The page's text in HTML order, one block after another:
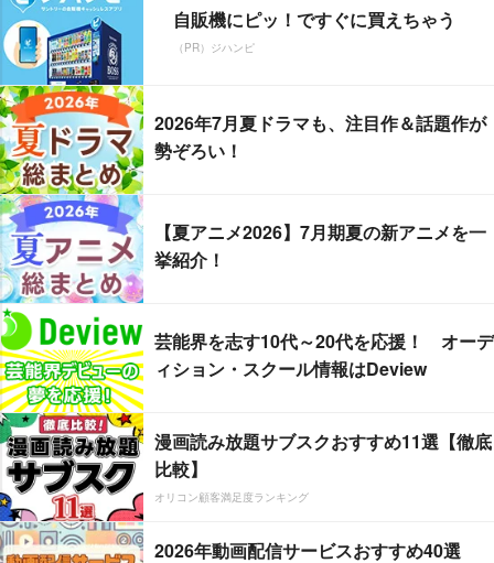
自販機にピッ！ですぐに買えちゃう
（PR）ジハンピ
2026年7月夏ドラマも、注目作＆話題作が
勢ぞろい！
【夏アニメ2026】7月期夏の新アニメを一
挙紹介！
芸能界を志す10代～20代を応援！ オーデ
ィション・スクール情報はDeview
漫画読み放題サブスクおすすめ11選【徹底
比較】
オリコン顧客満足度ランキング
2026年動画配信サービスおすすめ40選